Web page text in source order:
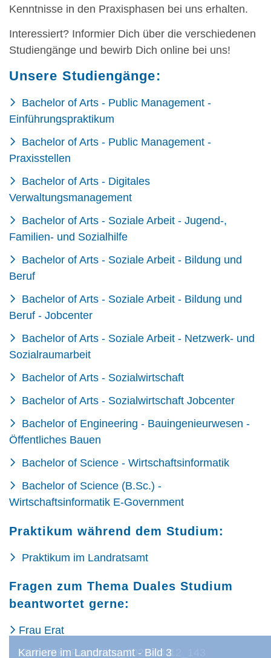
LRA-SBK_Recruiting_2023-04-12_290
Karriere im Landratsamt - Bild 6
LRA-SBK_Recruiting_2023-04-12_143
Karriere im Landratsamt - Bild 3
Kenntnisse in den Praxisphasen bei uns erhalten.
Interessiert? Informier Dich über die verschiedenen
Studiengänge und bewirb Dich online bei uns!
Unsere Studiengänge:
Bachelor of Arts - Public Management -
Einführungspraktikum
Bachelor of Arts - Public Management -
Praxisstellen
Bachelor of Arts - Digitales
Verwaltungsmanagement
Bachelor of Arts - Soziale Arbeit - Jugend-,
Familien- und Sozialhilfe
Bachelor of Arts - Soziale Arbeit - Bildung und
Beruf
Bachelor of Arts - Soziale Arbeit - Bildung und
Beruf - Jobcenter
Bachelor of Arts - Soziale Arbeit - Netzwerk- und
Sozialraumarbeit
Bachelor of Arts - Sozialwirtschaft
Bachelor of Arts - Sozialwirtschaft Jobcenter
Bachelor of Engineering - Bauingenieurwesen -
Öffentliches Bauen
Bachelor of Science - Wirtschaftsinformatik
Bachelor of Science (B.Sc.) -
Wirtschaftsinformatik E-Government
Praktikum während dem Studium:
Praktikum im Landratsamt
Fragen zum Thema Duales Studium
beantwortet gerne:
Frau Erat
Frau Schenderlein